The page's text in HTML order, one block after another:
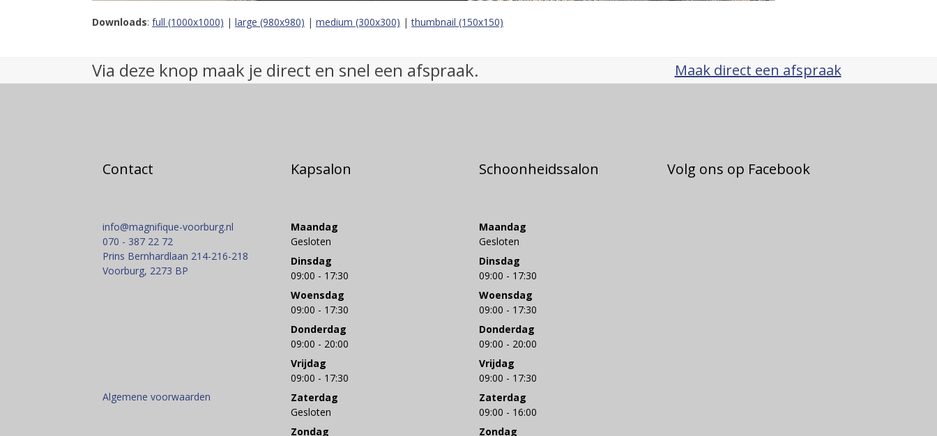
Downloads: full (1000x1000) | large (980x980) | medium (300x300) |thumbnail (150x150)
Via deze knop maak je direct en snel een afspraak. Maak direct een afspraak
Contact
info@magnifique-voorburg.nl
070 - 387 22 72
Prins Bernhardlaan 214-216-218
Voorburg, 2273 BP
Algemene voorwaarden
Kapsalon
Maandag
Gesloten
Dinsdag
09:00 - 17:30
Woensdag
09:00 - 17:30
Donderdag
09:00 - 20:00
Vrijdag
09:00 - 17:30
Zaterdag
Gesloten
Zondag
Schoonheidssalon
Maandag
Gesloten
Dinsdag
09:00 - 17:30
Woensdag
09:00 - 17:30
Donderdag
09:00 - 20:00
Vrijdag
09:00 - 17:30
Zaterdag
09:00 - 16:00
Zondag
Volg ons op Facebook